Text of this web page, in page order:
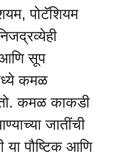
पोटॅशियम
सूप
कमळ
कमळ काकडी
जातींची
या पौष्टिक आणि